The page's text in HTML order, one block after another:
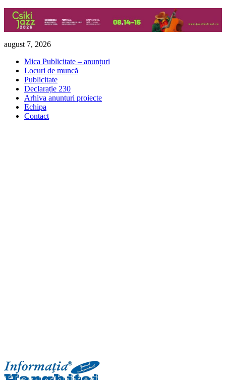
Skip
content
august 7, 2026
Mica Publicitate – anunțuri
Locuri de muncă
Publicitate
Declarație 230
Arhiva anunturi proiecte
Echipa
Contact